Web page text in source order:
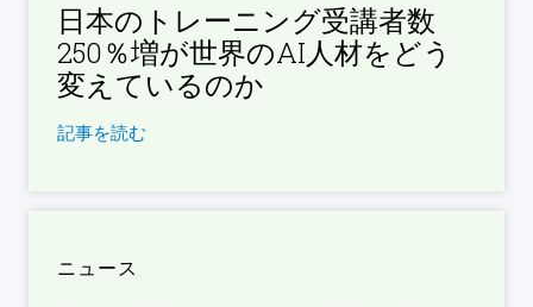
日本のトレーニング受講者数
250％増が世界のAI人材をどう
変えているのか
記事を読む
ニュース